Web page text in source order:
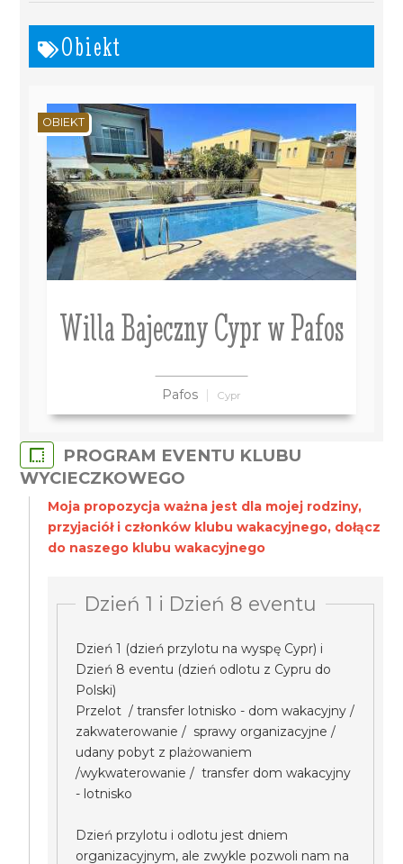
Obiekt
Willa Bajeczny Cypr w Pafos
Pafos Cypr
OBIEKT
PROGRAM EVENTU KLUBU
WYCIECZKOWEGO
Moja propozycja ważna jest dla mojej rodziny,
przyjaciół i członków klubu wakacyjnego, dołącz
do naszego klubu wakacyjnego
Dzień 1 i Dzień 8 eventu
Dzień 1 (dzień przylotu na wyspę Cypr) i
Dzień 8 eventu (dzień odlotu z Cypru do
Polski)
Przelot / transfer lotnisko - dom wakacyjny /
zakwaterowanie / sprawy organizacyjne /
udany pobyt z plażowaniem
/wykwaterowanie / transfer dom wakacyjny
- lotnisko
Dzień przylotu i odlotu jest dniem
organizacyjnym, ale zwykle pozwoli nam na